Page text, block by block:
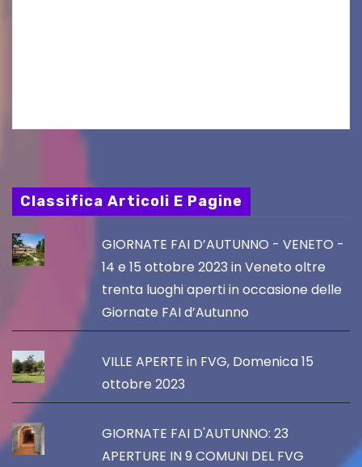
Classifica Articoli E Pagine
GIORNATE FAI D’AUTUNNO - VENETO -
14 e 15 ottobre 2023 in Veneto oltre
trenta luoghi aperti in occasione delle
Giornate FAI d’Autunno
VILLE APERTE in FVG, Domenica 15
ottobre 2023
GIORNATE FAI D'AUTUNNO: 23
APERTURE IN 9 COMUNI DEL FVG